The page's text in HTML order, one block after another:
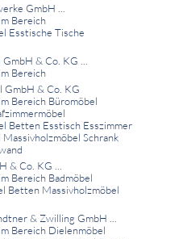
GmbH ...
Bereich
Esstische Tische
& Co. KG ...
Bereich
GmbH & Co. KG
Bereich Büromöbel
Betten Esstisch Esszimmer
Schrank
& Co. KG ...
Bereich Badmöbel
Betten Massivholzmöbel
& Zwilling GmbH ...
Bereich Dielenmöbel